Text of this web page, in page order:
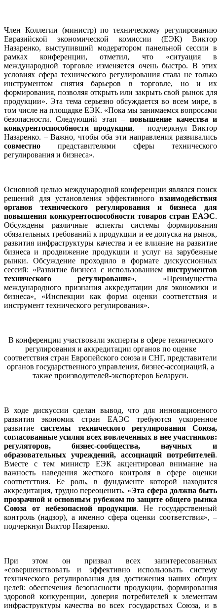
Член Коллегии (министр) по техническому регулированию
Евразийской экономической комиссии (ЕЭК) Виктор
Назаренко, выступивший модератором панельной сессии в
рамках конференции, отметил, что «ситуация в
международной торговле изменяется очень быстро. В этих
условиях сфера технического регулирования стала не только
инструментом снятия барьеров в торговле, но и их
формирования, позволяя открыть или закрыть свой рынок для
продукции». Эта тема серьезно обсуждается во всем мире, в
том числе на площадке ЕЭК. «Пока мы занимаемся вопросами
безопасности. Следующий этап –повышение качества и
конкурентоспособности продукции, – подчеркнул Виктор
Назаренко. – Важно, чтобы оба эти направления развивались
совместно представителями сферы технического
регулирования и бизнеса».
Основной целью международной конференции являлся поиск
решений для установления эффективного взаимодействия
органов технического регулирования и бизнеса для
повышения конкурентоспособности товаров стран ЕАЭС.
Обсуждены различные аспекты системы формирования
обязательных требований к продукции и ее допуска на рынок,
развития инфраструктуры качества и ее влияние на развитие
бизнеса и продвижение продукции и услуг на зарубежные
рынки. Обсуждение проходило в формате дискуссионных
сессий: «Развитие бизнеса с использованием инструментов
технического регулирования», «Преимущества
международного признания аккредитации для экономики и
бизнеса», «Инспекции как форма оценки соответствия и
инструмент технического регулирования».
В конференции участвовали эксперты в сфере технического
регулирования и аккредитации органов по оценке
соответствия стран Европейского союза и СНГ, представители
органов государственного управления, бизнес-ассоциаций, а
также производителей-экспортеров Беларуси.
В ходе дискуссии сделан вывод, что для инновационного
развития экономик стран ЕАЭС требуются ускоренное
развитиесистемы технического регулирования Союза,
согласованные усилия всех вовлеченных в нее участников:
регуляторов, бизнес-сообщества, научных и
образовательных учреждений, ассоциаций потребителей.
Вместе с тем министр ЕЭК акцентировал внимание на
важность наведения жесткого контроля в сфере оценки
соответствия. Ее роль, в фундаменте которой находится
аккредитация, трудно переоценить. «Эта сфера должна быть
прозрачной и основным рубежом по защите общего рынка
Союза от небезопасной продукции. Не государственный
контроль (надзор), а именно сфера оценки соответствия», –
подчеркнул Виктор Назаренко.
При этом он призвал всех заинтересованных
«совершенствовать и эффективно использовать систему
технического регулирования для достижения наших общих
целей: обеспечения безопасности продукции, формирования
здоровой конкуренции, доверия потребителей к элементам
инфраструктуры качества во всех государствах Союза, и в